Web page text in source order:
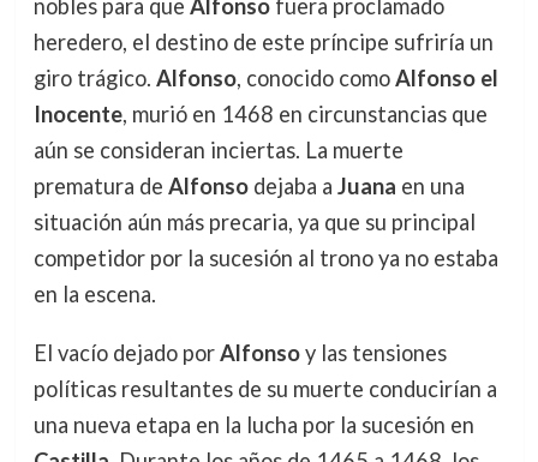
nobles para que Alfonsofuera proclamado
heredero, el destino de este príncipe sufriría un
giro trágico. Alfonso, conocido comoAlfonso el
Inocente, murió en 1468 en circunstancias que
aún se consideran inciertas. La muerte
prematura de Alfonsodejaba a Juana en una
situación aún más precaria, ya que su principal
competidor por la sucesión al trono ya no estaba
en la escena.
El vacío dejado porAlfonsoy las tensiones
políticas resultantes de su muerte conducirían a
una nueva etapa en la lucha por la sucesión en